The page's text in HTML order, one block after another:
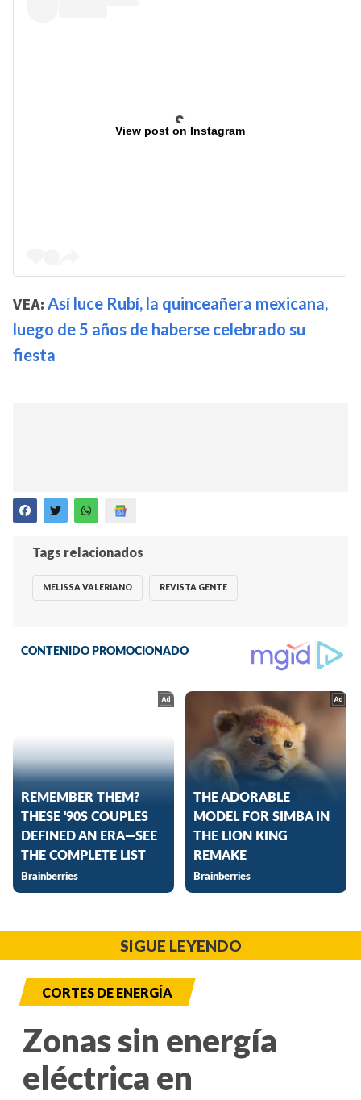
View post on Instagram
VEA: Así luce Rubí, la quinceañera mexicana,
luego de 5 años de haberse celebrado su
fiesta
Tags relacionados
MELISSA VALERIANO REVISTA GENTE
SIGUE LEYENDO
CORTES DE ENERGÍA
Zonas sin energía
eléctrica en